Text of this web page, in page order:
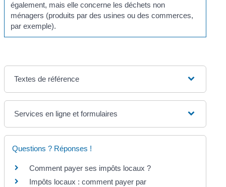
également, mais elle concerne les déchets non
ménagers (produits par des usines ou des commerces,
par exemple).
Textes de référence
Services en ligne et formulaires
Questions ? Réponses !
Comment payer ses impôts locaux ?
Impôts locaux : comment payer par